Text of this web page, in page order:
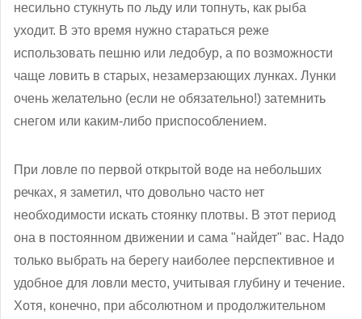
несильно стукнуть по льду или топнуть, как рыба
уходит. В это время нужно стараться реже
использовать пешню или ледобур, а по возможности
чаще ловить в старых, незамерзающих лунках. Лунки
очень желательно (если не обязательно!) затемнить
снегом или каким-либо приспособлением.
При ловле по первой открытой воде на небольших
речках, я заметил, что довольно часто нет
необходимости искать стоянку плотвы. В этот период
она в постоянном движении и сама "найдет" вас. Надо
только выбрать на берегу наиболее перспективное и
удобное для ловли место, учитывая глубину и течение.
Хотя, конечно, при абсолютном и продолжительном